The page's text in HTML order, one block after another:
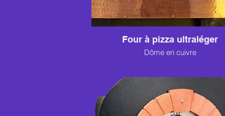
Four à pizza ultraléger
Dôme en cuivre